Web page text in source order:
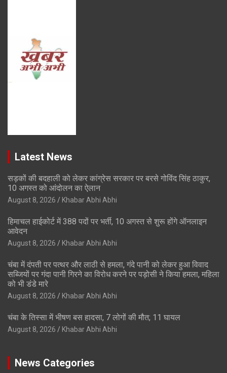
Latest News
सड़कों की बदहाली को लेकर कांग्रेस सरकार पर बरसे गोविंद सिंह ठाकुर,
10 अगस्त को आंदोलन का ऐलान
August 8, 2026 Khabar Abhi Abhi
हिमाचल हाईकोर्ट में 388 पदों पर भर्ती, 10 अगस्त से शुरू होंगे ऑनलाइन
आवेदन
August 8, 2026 Khabar Abhi Abhi
चंबा में दंपती पर पत्थर और लाठी से हमला, गंदे पानी को लेकर हुआ विवाद
सब्जियों पर गंदा पानी गिरने का विरोध करने पर पड़ोसी ने किया हमला, महिला
को भी डंडे मारे
August 8, 2026 Khabar Abhi Abhi
चंबा के तिस्सा में भीषण बस हादसा, 7 लोगों की मौत; 11 घायल
August 8, 2026 Khabar Abhi Abhi
News Categories